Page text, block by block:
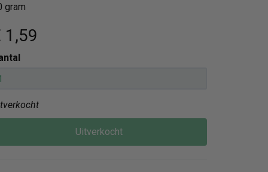
gram
1 ,59
Uitverkocht